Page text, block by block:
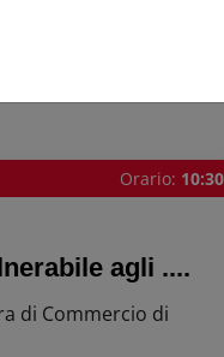
Orario: 10:30
agli ....
di Commercio di